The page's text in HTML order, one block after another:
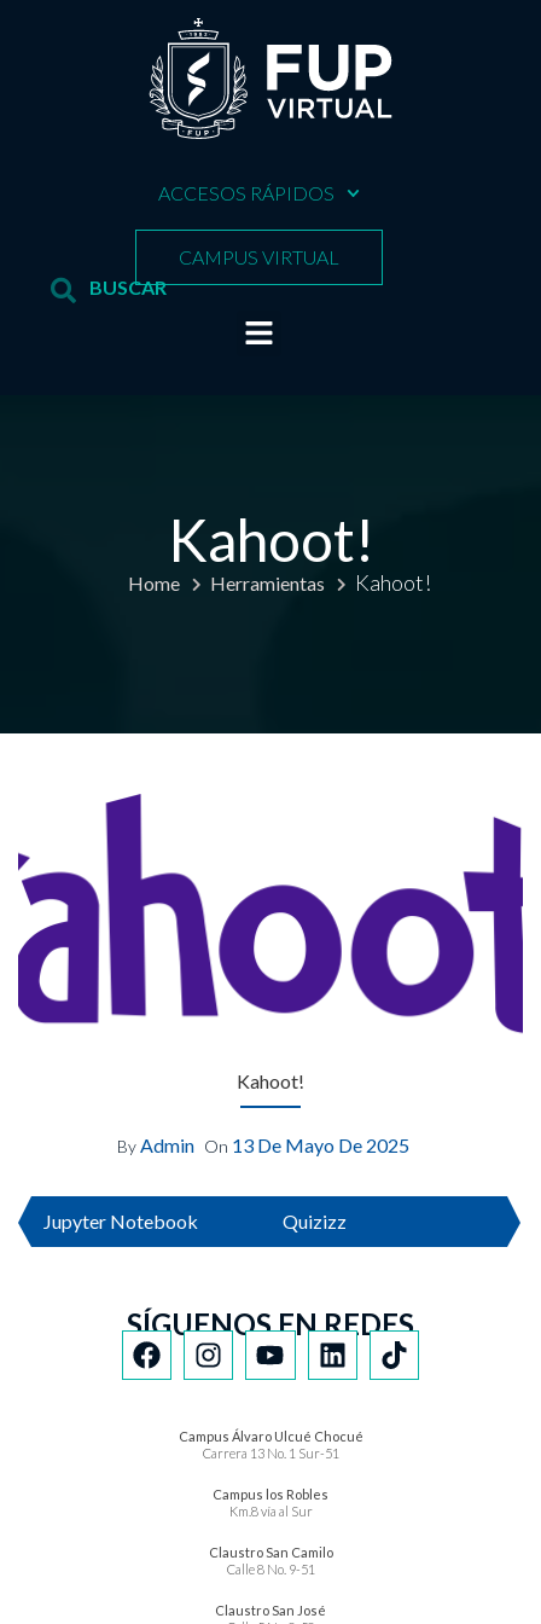
ACCESOS RÁPIDOS
CAMPUS VIRTUAL
Kahoot!
Home Herramientas Kahoot!
Kahoot!
ByAdmin On 13 De Mayo De 2025
Jupyter Notebook Quizizz
SÍGUENOS EN REDES
Campus Álvaro Ulcué Chocué
Carrera 13 No. 1 Sur-51
Campus los Robles
Km.8 vía al Sur
Claustro San Camilo
Calle 8 No. 9-51
Claustro San José